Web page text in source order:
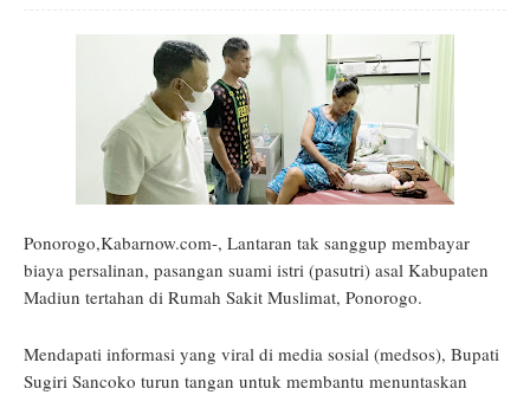
Ponorogo,Kabarnow.com-, Lantaran tak sanggup membayar
biaya persalinan, pasangan suami istri (pasutri) asal Kabupaten
Madiun tertahan di Rumah Sakit Muslimat, Ponorogo.
Mendapati informasi yang viral di media sosial (medsos), Bupati
Sugiri Sancoko turun tangan untuk membantu menuntaskan